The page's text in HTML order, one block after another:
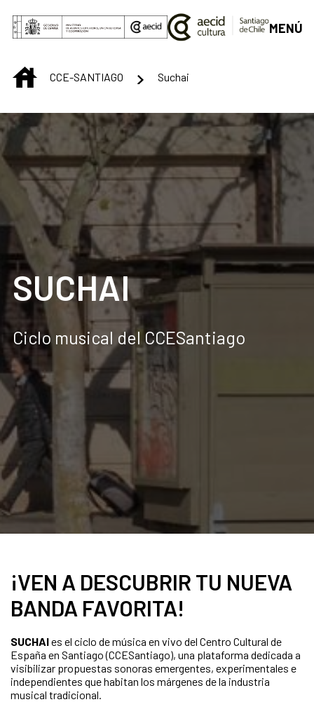
Skip to Main Content
MENÚ
INICIOCCE-SANTIAGO Suchai
SUCHAI
Ciclo musical del CCESantiago
¡VEN A DESCUBRIR TU NUEVA
BANDA FAVORITA!
SUCHAIes el ciclo de música en vivo del Centro Cultural de
España en Santiago (CCESantiago), una plataforma dedicada a
visibilizar propuestas sonoras emergentes, experimentales e
independientes que habitan los márgenes de la industria
musical tradicional.